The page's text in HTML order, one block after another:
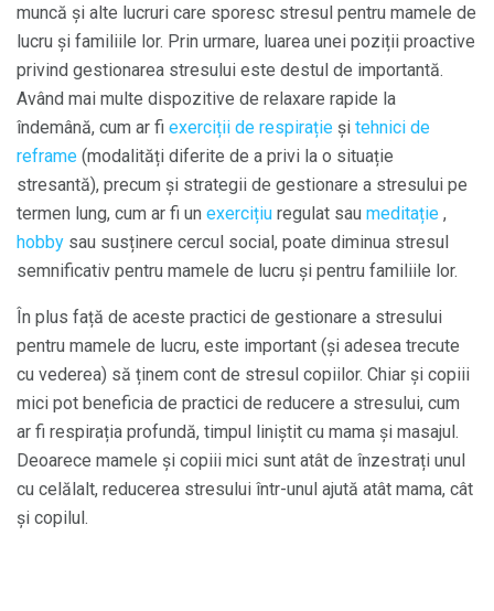
muncă și alte lucruri care sporesc stresul pentru mamele de
lucru și familiile lor. Prin urmare, luarea unei poziții proactive
privind gestionarea stresului este destul de importantă.
Având mai multe dispozitive de relaxare rapide la
îndemână, cum ar fi exerciții de respirație și tehnici de
reframe (modalități diferite de a privi la o situație
stresantă), precum și strategii de gestionare a stresului pe
termen lung, cum ar fi un exercițiu regulat sau meditație ,
hobby sau susținere cercul social, poate diminua stresul
semnificativ pentru mamele de lucru și pentru familiile lor.
În plus față de aceste practici de gestionare a stresului
pentru mamele de lucru, este important (și adesea trecute
cu vederea) să ținem cont de stresul copiilor. Chiar și copiii
mici pot beneficia de practici de reducere a stresului, cum
ar fi respirația profundă, timpul liniștit cu mama și masajul.
Deoarece mamele și copiii mici sunt atât de înzestrați unul
cu celălalt, reducerea stresului într-unul ajută atât mama, cât
și copilul.